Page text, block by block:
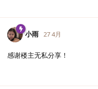
小雨 27 4月
感谢楼主无私分享！